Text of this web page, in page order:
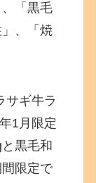
、「黒毛
、「焼
サギ牛ラ
1月限定
黒毛和
限定で